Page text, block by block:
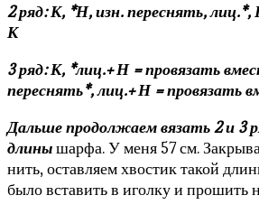
2 ряд: К, *Н, изн. переснять, лиц.*,
К
3 ряд: К, *лиц.+ Н = провязать
переснять*, лиц.+ Н = провязать
Дальше продолжаем вязать 2 и 3
длинышарфа. У меня 57 см.
нить, оставляем хвостик такой
было вставить в иголку и прошить